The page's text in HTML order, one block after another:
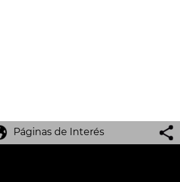
Páginas de Interés